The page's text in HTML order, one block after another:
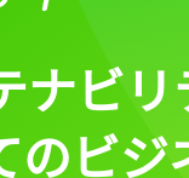
ナビ
のビ